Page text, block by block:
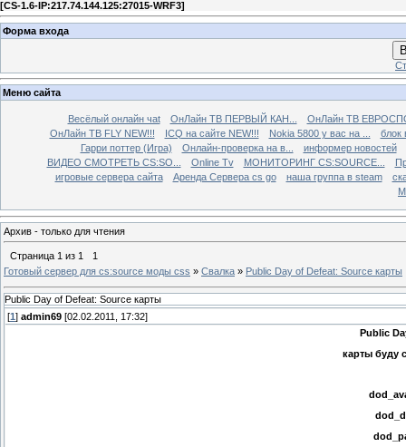
[CS-1.6-IP:217.74.144.125:27015-WRF3]
Форма входа
Меню сайта
Весёлый онлайн чаt ОнЛайн ТВ ПЕРВЫЙ КАН...
ОнЛайн ТВ
ОнЛайн ТВ FLY NEW!!!
ICQ на сайте NEW!!! Nokia 5800 у вас на ...
блок
Гарри поттер (Игра)
Онлайн-проверка на в...
информер новостей
ВИДЕО СМОТРЕТЬ CS:SO...
Online Tv МОНИТОРИНГ CS:SOURCE...
игровые сервера сайта
Аренда Сервера cs go наша группа в steam
Архив - только для чтения
Страница 1 из 1
1
Готовый сервер для cs:source моды css » Свалка » Public Day of Defeat: Source карты
Public Day of Defeat: Source карты
[1 ] admin69 [02.02.2011, 17:32]
Public
карты буду